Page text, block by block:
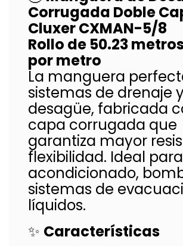
Corrugada Doble
Cluxer CXMAN-5/8
Rollo de 50.23
por metro
La manguera
sistemas de drenaje y
desagüe, fabricada
capa corrugada que
garantiza mayor
flexibilidad. Ideal
acondicionado,
sistemas de
líquidos.
✨ Características